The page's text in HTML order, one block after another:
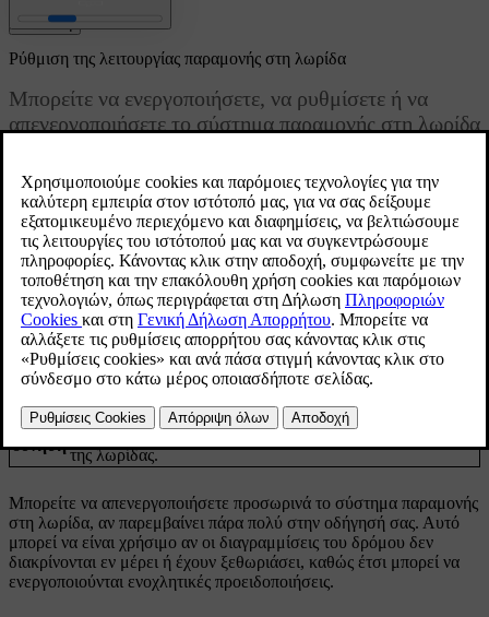
Σύνδεση
Ενημερώθηκε 04/04/2025
Ρύθμιση της λειτουργίας παραμονής στη λωρίδα
Μπορείτε να ενεργοποιήσετε, να ρυθμίσετε ή να
απενεργοποιήσετε το σύστημα παραμονής στη λωρίδα
Όταν το σύστημα παραμονής στη λωρίδα είναι ενεργοποιημένο, το
αυτοκίνητο μπορεί να σας ειδοποιήσει, ή να παρέμβει, αν πρόκειται
να αποκλίνετε από τη λωρίδα, στην οποία κινείστε. Μπορείτε
επίσης να ρυθμίσετε την απόκριση του αυτοκινήτου σε περίπτωση
παρέκκλισης από τη λωρίδα κυκλοφορίας.
Οι διαθέσιμες ρυθμίσεις είναι:
Δόνηση
Το τιμόνι δονείται αν οδηγείτε πολύ κοντά ή πάνω στις
διαγραμμίσεις της λωρίδας κυκλοφορίας.
Τιμόνι
και
δόνηση
σας θα προσπαθήσει να σας κατευθύνει ξανά στη λωρίδα
σας αν οδηγείτε πολύ κοντά ή πάνω στις διαγραμμίσεις
της λωρίδας.
Μπορείτε να απενεργοποιήσετε προσωρινά το σύστημα παραμονής
στη λωρίδα, αν παρεμβαίνει πάρα πολύ στην οδήγησή σας. Αυτό
μπορεί να είναι χρήσιμο αν οι διαγραμμίσεις του δρόμου δεν
διακρίνονται εν μέρει ή έχουν ξεθωριάσει, καθώς έτσι μπορεί να
ενεργοποιούνται ενοχλητικές προειδοποιήσεις.